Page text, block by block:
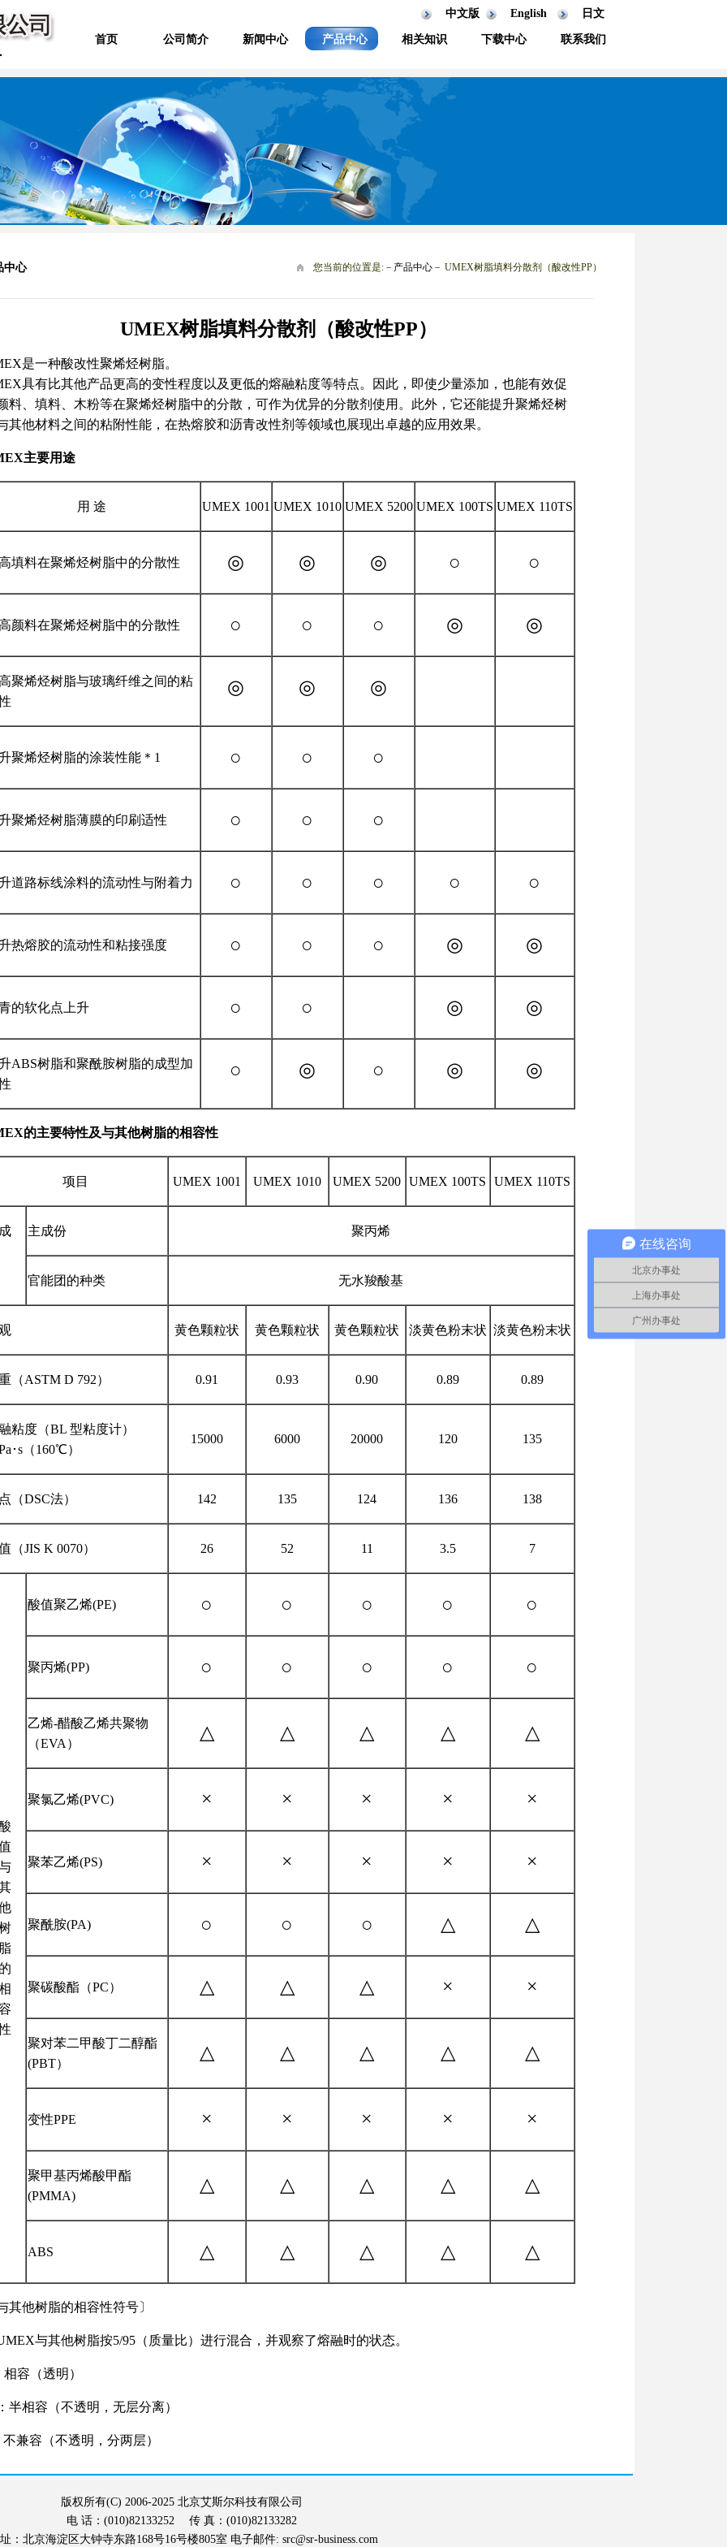
中文版 English 日文
首页 公司简介 新闻中心 产品中心 相关知识 下载中心 联系我们
中心 您当前的位置是:－ 产品中心－ UMEX树脂填料分散剂（酸改性PP）
UMEX树脂填料分散剂（酸改性PP）
是一种酸改性聚烯烃树脂。
具有比其他产品更高的变性程度以及更低的熔融粘度等特点。因此，即使少量添加，也能有效促
料、填料、木粉等在聚烯烃树脂中的分散，可作为优异的分散剂使用。此外，它还能提升聚烯烃树
其他材料之间的粘附性能，在热熔胶和沥青改性剂等领域也展现出卓越的应用效果。
主要用途
用 途 UMEX 1001 UMEX 1010 UMEX 5200 UMEX 100TS UMEX 110TS
填料在聚烯烃树脂中的分散性 ◎ ◎ ◎ ○ ○
颜料在聚烯烃树脂中的分散性 ○ ○ ○ ◎ ◎
聚烯烃树脂与玻璃纤维之间的粘
◎ ◎ ◎
聚烯烃树脂的涂装性能＊1 ○ ○ ○
聚烯烃树脂薄膜的印刷适性 ○ ○ ○
道路标线涂料的流动性与附着力 ○ ○ ○ ○ ○
热熔胶的流动性和粘接强度 ○ ○ ○ ◎ ◎
的软化点上升 ○ ○ ◎ ◎
ABS树脂和聚酰胺树脂的成型加
○ ◎ ○ ◎ ◎
的主要特性及与其他树脂的相容性
项目 UMEX 1001 UMEX 1010 UMEX 5200 UMEX 100TS UMEX 110TS
主成份 聚丙烯
官能团的种类 无水羧酸基
黄色颗粒状 黄色颗粒状 黄色颗粒状 淡黄色粉末状 淡黄色粉末状
（ASTM D 792） 0.91 0.93 0.90 0.89 0.89
粘度（BL 型粘度计）
･s（160℃）
15000 6000 20000 120 135
（DSC法） 142 135 124 136 138
（JIS K 0070） 26 52 11 3.5 7
酸值聚乙烯(PE) ○ ○ ○ ○ ○
聚丙烯(PP) ○ ○ ○ ○ ○
乙烯-醋酸乙烯共聚物
（EVA）
△ △ △ △ △
聚氯乙烯(PVC) × × × × ×
聚苯乙烯(PS) × × × × ×
聚酰胺(PA) ○ ○ ○ △ △
聚碳酸酯（PC） △ △ △ × ×
聚对苯二甲酸丁二醇酯
(PBT）
△ △ △ △ △
变性PPE × × × × ×
聚甲基丙烯酸甲酯
(PMMA)
△ △ △ △ △
ABS △ △ △ △ △
其他树脂的相容性符号〕
与其他树脂按5/95（质量比）进行混合，并观察了熔融时的状态。
容（透明）
半相容（不透明，无层分离）
兼容（不透明，分两层）
版权所有(C) 2006-2025 北京艾斯尔科技有限公司
电 话：(010)82133252 传 真：(010)82133282
址：北京海淀区大钟寺东路168号16号楼805室 电子邮件: src@sr-business.com
在线咨询
北京办事处
上海办事处
广州办事处